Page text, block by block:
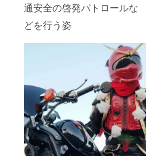
通安全の啓発パトロールな
どを行う姿